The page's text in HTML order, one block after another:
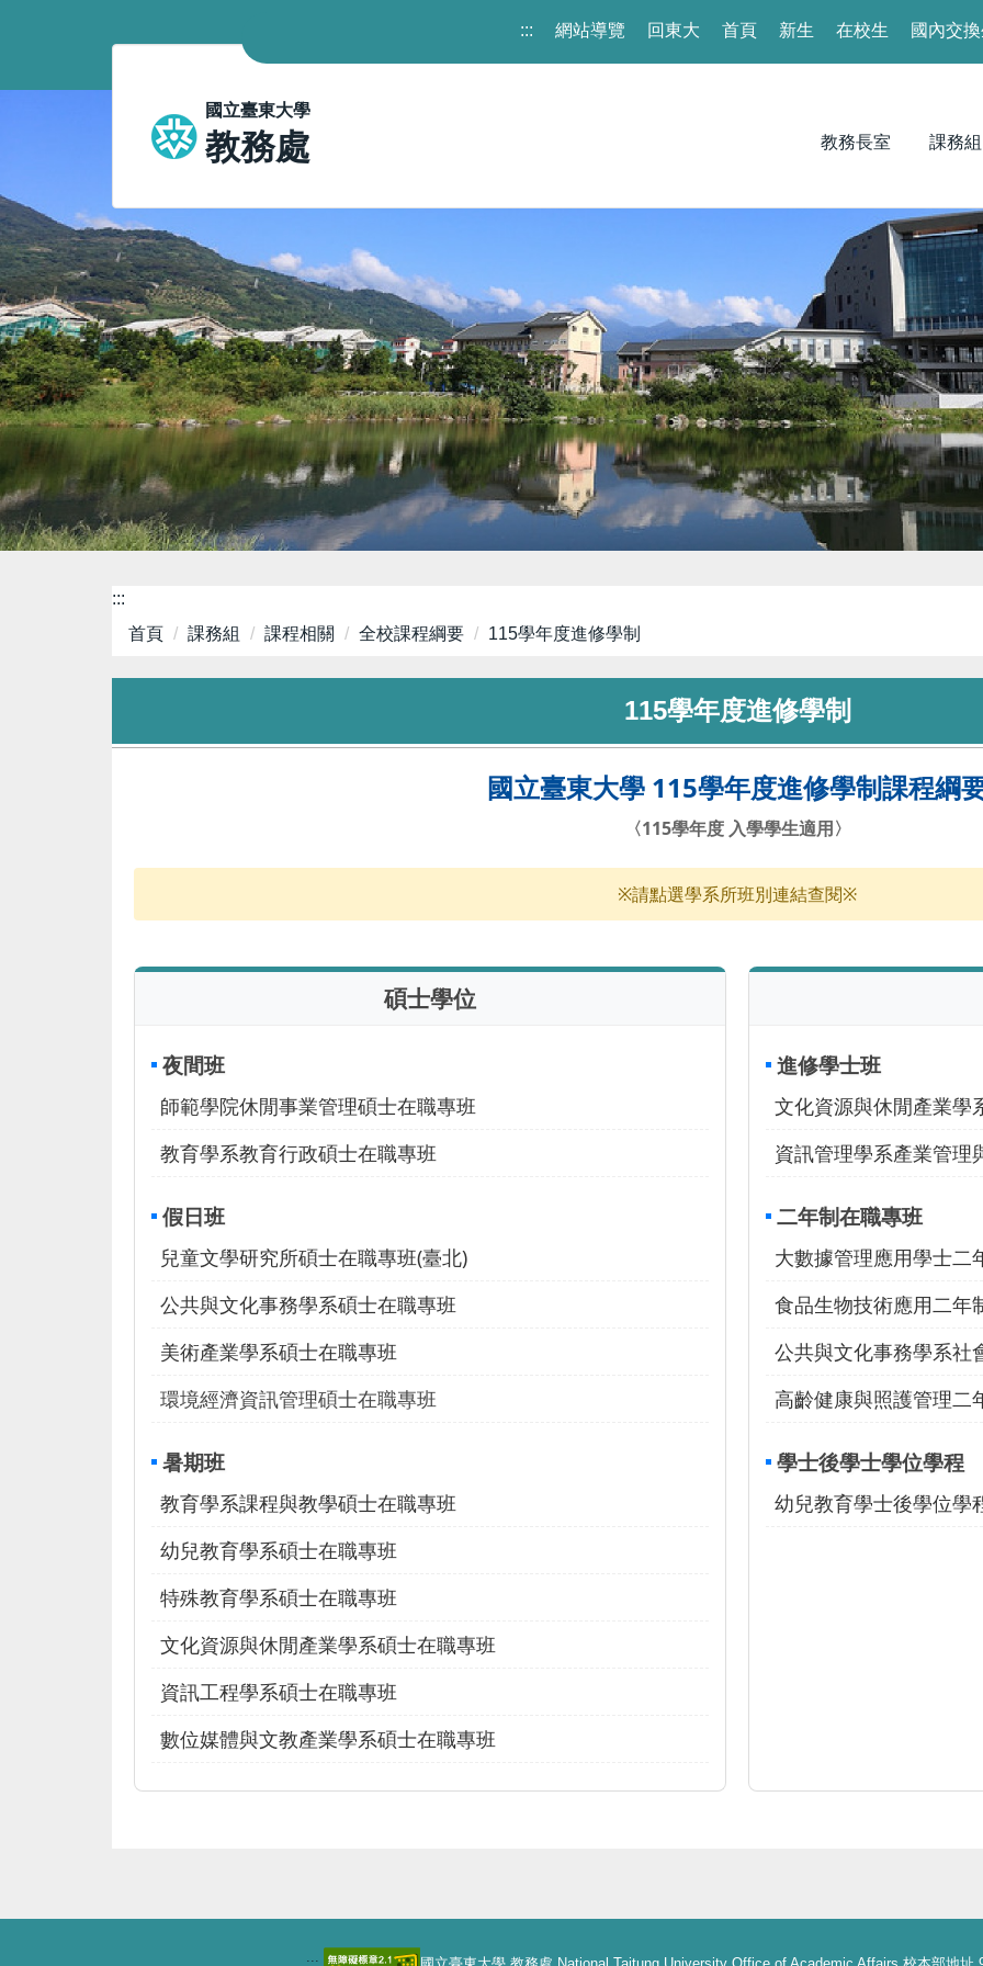
要
::: 網站導覽 回東大 首頁 新生 在校生 國內交
國
立
臺
東
大
學
教
務
處
國立臺東大學
教務處 教務長室 課務組
:::
首頁
課務組 課程相關 全校課程綱要 115學年度進修學制
115學年度進修學制
國立臺東大學 115學年度進修學制課程綱
〈115學年度 入學學生適用〉
※請點選學系所班別連結查閱※
碩士學位
夜間班
師範學院休閒事業管理碩士在職專班
教育學系教育行政碩士在職專班
假日班
兒童文學研究所碩士在職專班(臺北)
公共與文化事務學系碩士在職專班
美術產業學系碩士在職專班
環境經濟資訊管理碩士在職專班
暑期班
教育學系課程與教學碩士在職專班
幼兒教育學系碩士在職專班
特殊教育學系碩士在職專班
文化資源與休閒產業學系碩士在職專班
資訊工程學系碩士在職專班
數位媒體與文教產業學系碩士在職專班
進修學士班
文化資源與休閒產業學
資訊管理學系產業管理
二年制在職專班
大數據管理應用學士二
食品生物技術應用二年
公共與文化事務學系社
高齡健康與照護管理二
學士後學士學位學程
幼兒教育學士後學位學